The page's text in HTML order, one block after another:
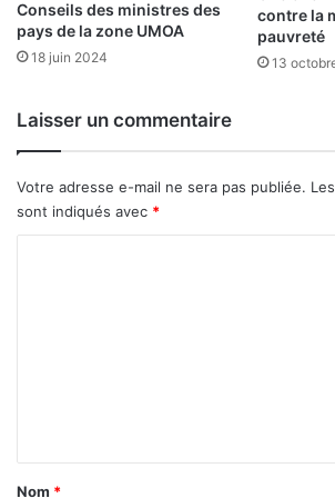
a
F
a
s
e
l
a
Conseils des ministres des
pays de la zone UMOA
18 juin 2024
contre la
pauvreté
13
Laisser un commentaire
Votre adresse e-mail ne sera pas publiée.
sont indiqués avec *
a
Nom *